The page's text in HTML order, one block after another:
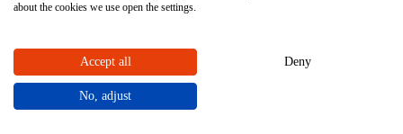
Fördermenge bis 130 m³/h
max. Antriebsleistung bis 11 kW
Nennweiten DN: 15 bis 100 mm
in 13 verschiedenen Baugrößen
horizontale oder vertikale Aufstellung
horizontale Baureihen nur als Blockpumpen
about the cookies we use open the settings.
Accept all Deny
No, adjust